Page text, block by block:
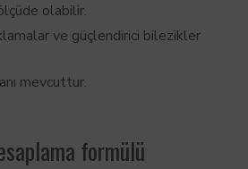
olabilir.
ve güçlendirici bilezikler
mevcuttur.
formülü